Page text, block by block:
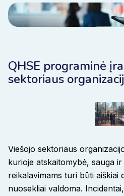
QHSE programinė
sektoriaus
Viešojo sektoriaus
kurioje atskaitomybė, sauga
reikalavimams turi būti aiškiai
nuosekliai valdoma.